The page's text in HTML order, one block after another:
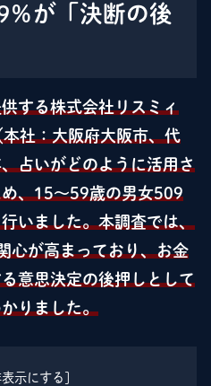
％が「決断の後
する株式会社リスミィ
社：大阪府大阪市、代
占いがどのように活用さ
、15～59歳の男女509
いました。本調査では、
心が高まっており、お金
意思決定の後押しとして
りました。
示にする